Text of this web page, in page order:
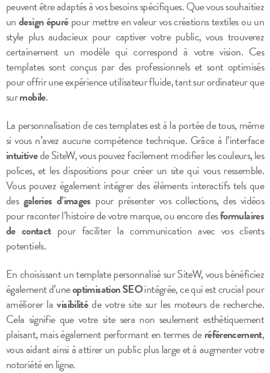
peuvent être adaptés à vos besoins spécifiques. Que vous souhaitiez
undesign épurépour mettre en valeur vos créations textiles ou un
style plus audacieux pour captiver votre public, vous trouverez
certainement un modèle qui correspond à votre vision. Ces
templates sont conçus par des professionnels et sont optimisés
pour offrir une expérience utilisateur fluide, tant sur ordinateur que
surmobile.
La personnalisation de ces templates est à la portée de tous, même
si vous n’avez aucune compétence technique. Grâce à l’interface
intuitivede SiteW, vous pouvez facilement modifier les couleurs, les
polices, et les dispositions pour créer un site qui vous ressemble.
Vous pouvez également intégrer des éléments interactifs tels que
des galeries d’images pour présenter vos collections, des vidéos
pour raconter l’histoire de votre marque, ou encore desformulaires
de contactpour faciliter la communication avec vos clients
potentiels.
En choisissant un template personnalisé sur SiteW, vous bénéficiez
également d’uneoptimisation SEOintégrée, ce qui est crucial pour
améliorer lavisibilitéde votre site sur les moteurs de recherche.
Cela signifie que votre site sera non seulement esthétiquement
plaisant, mais également performant en termes deréférencement,
vous aidant ainsi à attirer un public plus large et à augmenter votre
notoriété en ligne.